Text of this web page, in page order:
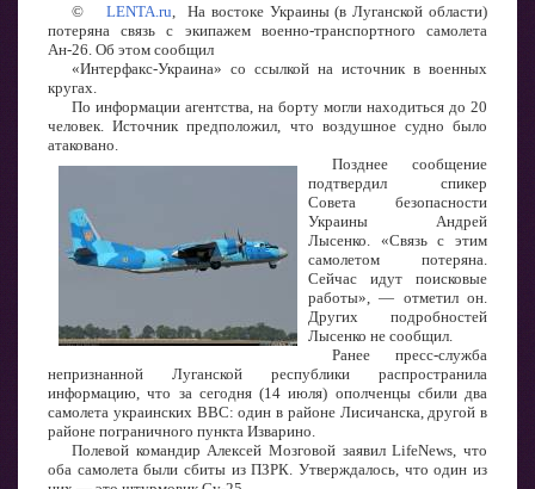
© LENTA.ru , На востоке Украины (в Луганской области)
потеряна связь с экипажем военно-транспортного самолета
Ан-26. Об этом сообщил
«Интерфакс-Украина» со ссылкой на источник в военных
кругах.
По информации агентства, на борту могли находиться до 20
человек. Источник предположил, что воздушное судно было
атаковано.
Позднее сообщение
подтвердил спикер
Совета безопасности
Украины Андрей
Лысенко. «Связь с этим
самолетом потеряна.
Сейчас идут поисковые
работы», — отметил он.
Других подробностей
Лысенко не сообщил.
Ранее пресс-служба
непризнанной Луганской республики распространила
информацию, что за сегодня (14 июля) ополченцы сбили два
самолета украинских ВВС: один в районе Лисичанска, другой в
районе пограничного пункта Изварино.
Полевой командир Алексей Мозговой заявил LifeNews, что
оба самолета были сбиты из ПЗРК. Утверждалось, что один из